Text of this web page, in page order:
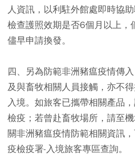
人資訊，以利駐外館處即時協
檢查護照效期是否6個月以上，
儘早申請換發。
四、另為防範非洲豬瘟疫情傳
及與畜牧相關人員接觸，亦不
入境。如旅客已攜帶相關產品
檢疫；若曾赴畜牧場所，請至
關非洲豬瘟疫情防範相關資訊
疫檢疫署-入境旅客專區查詢。